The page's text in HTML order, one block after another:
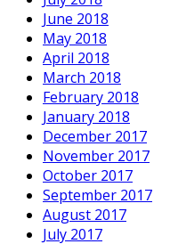
June 2018
May 2018
April 2018
March 2018
February 2018
January 2018
December 2017
November 2017
October 2017
September 2017
August 2017
July 2017